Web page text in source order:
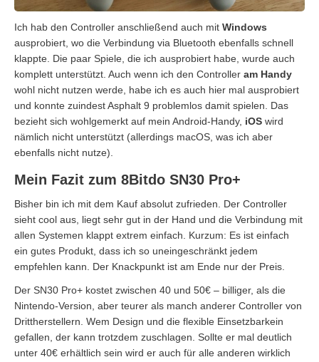
Ich hab den Controller anschließend auch mit Windows
ausprobiert, wo die Verbindung via Bluetooth ebenfalls schnell
klappte. Die paar Spiele, die ich ausprobiert habe, wurde auch
komplett unterstützt. Auch wenn ich den Controller am Handy
wohl nicht nutzen werde, habe ich es auch hier mal ausprobiert
und konnte zuindest Asphalt 9 problemlos damit spielen. Das
bezieht sich wohlgemerkt auf mein Android-Handy, iOS wird
nämlich nicht unterstützt (allerdings macOS, was ich aber
ebenfalls nicht nutze).
Mein Fazit zum 8Bitdo SN30 Pro+
Bisher bin ich mit dem Kauf absolut zufrieden. Der Controller
sieht cool aus, liegt sehr gut in der Hand und die Verbindung mit
allen Systemen klappt extrem einfach. Kurzum: Es ist einfach
ein gutes Produkt, dass ich so uneingeschränkt jedem
empfehlen kann. Der Knackpunkt ist am Ende nur der Preis.
Der SN30 Pro+ kostet zwischen 40 und 50€ – billiger, als die
Nintendo-Version, aber teurer als manch anderer Controller von
Drittherstellern. Wem Design und die flexible Einsetzbarkein
gefallen, der kann trotzdem zuschlagen. Sollte er mal deutlich
unter 40€ erhältlich sein wird er auch für alle anderen wirklich